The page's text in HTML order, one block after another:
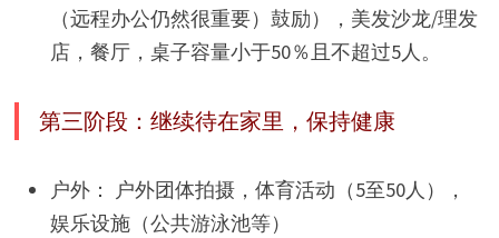
（远程办公仍然很重要）鼓励），美发沙龙/理发
店，餐厅，桌子容量小于50％且不超过5人。
第三阶段：继续待在家里，保持健康
户外： 户外团体拍摄，体育活动（5至50人），
娱乐设施（公共游泳池等）